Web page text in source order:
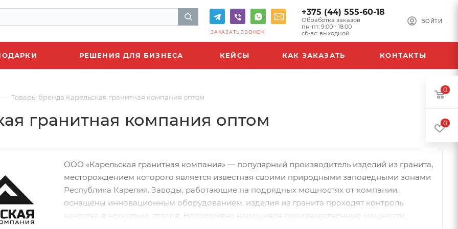
ВОЙТИ
+375 (44) 555-60-18
Обработка заказов
пн-пт: 9:00 - 18:00
сб-вс: выходной
ЗАКАЗАТЬ ЗВОНОК
РЕШЕНИЯ ДЛЯ БИЗНЕСА КЕЙСЫ КАК ЗАКАЗАТЬ КОНТАКТЫ
Товары бренда Карельская гранитная компания оптом
гранитная компания оптом
ООО «Карельская гранитная компания» — популярный производитель изделий из гранита,
месторождением которого является известная своими природными заповедными зонами
Республика Карелия. Заводы, работающие на подрядных мощностях от компании,
оснащены инновационным оборудованием, изделия из гранита проходят контроль
качества в несколько этапов. Непрерывно наращивая производственные мощности,
0
0